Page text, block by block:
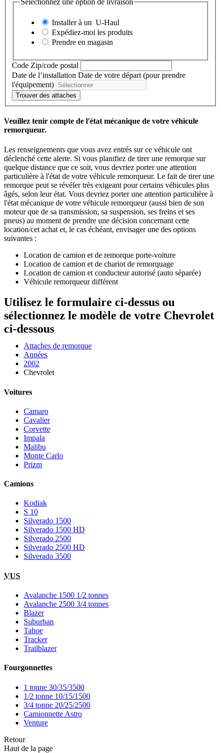
Sélectionnez une option de livraison
Installer à un U-Haul
Expédiez-moi les produits
Prendre en magasin
Code Zip/code postal
Date de l’installation Date de votre départ (pour prendre
l'équipement)
Trouver des attaches
Veuillez tenir compte de l'état mécanique de votre véhicule
remorqueur.
Les renseignements que vous avez entrés sur ce véhicule ont
déclenché cette alerte. Si vous planifiez de tirer une remorque sur
quelque distance que ce soit, vous devriez porter une attention
particulière à l'état de votre véhicule remorqueur. Le fait de tirer une
remorque peut se révéler très exigeant pour certains véhicules plus
âgés, selon leur état. Vous devriez porter une attention particulière à
l'état mécanique de votre véhicule remorqueur (aussi bien de son
moteur que de sa transmission, sa suspension, ses freins et ses
pneus) au moment de prendre une décision concernant cette
location/cet achat et, le cas échéant, envisager une des options
suivantes :
Location de camion et de remorque porte-voiture
Location de camion et de chariot de remorquage
Location de camion et conducteur autorisé (auto séparée)
Véhicule remorqueur différent
Utilisez le formulaire ci-dessus ou
sélectionnez le modèle de votre Chevrolet
ci-dessous
Attaches de remorque
Années
2002
Chevrolet
Voitures
Camaro
Cavalier
Corvette
Impala
Malibu
Monte Carlo
Prizm
Camions
Kodiak
S 10
Silverado 1500
Silverado 1500 HD
Silverado 2500
Silverado 2500 HD
Silverado 3500
VUS
Avalanche 1500 1/2 tonnes
Avalanche 2500 3/4 tonnes
Blazer
Suburban
Tahoe
Tracker
Trailblazer
Fourgonnettes
1 tonne 30/35/3500
1/2 tonne 10/15/1500
3/4 tonne 20/25/2500
Camionnette Astro
Venture
Retour
Haut de la page